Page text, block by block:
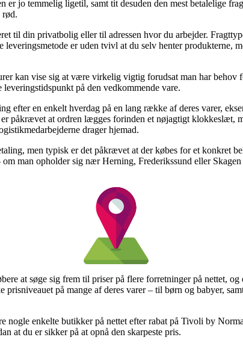
er jo temmelig ligetil, samt tit desuden den mest betalelige
rød.
til din privatbolig eller til adressen hvor du arbejder.
er uden tvivl at du selv henter produkterne,
kan vise sig at være virkelig vigtig forudsat man har behov
på den vedkommende vare.
efter en enkelt hverdag på en lang række af deres varer,
påkrævet at ordren lægges forinden et nøjagtigt klokkeslæt,
drager hjemad.
men typisk er det påkrævet at der købes for et konkret
man opholder sig nær Herning, Frederikssund eller
at søge sig frem til priser på flere forretninger på nettet, og
prisniveauet på mange af deres varer – til børn og babyer,
nogle enkelte butikker på nettet efter rabat på Tivoli by
at du er sikker på at opnå den skarpeste pris.